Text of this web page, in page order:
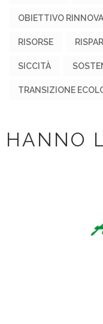
OBIETTIVO
RISORSE
SICCITÀ
TRANSIZIONE
HANNO